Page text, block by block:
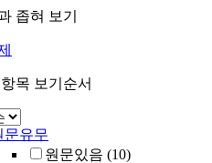
좁혀 보기
목 보기순서
문유무
원문있음 (10)